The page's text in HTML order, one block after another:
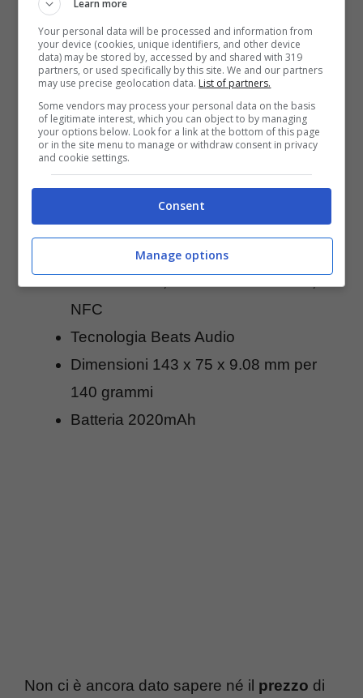
Super LCD 3 a risoluzione Full HD
1920×1080 pixel e Gorilla Glass 2
GPU Adreno 320
Memoria da 16GB espandibile via
microSD
Fotocamera da 8 megapixel
(ImageChip dedicato) sensore BSI e
videorecording Full HD
Fotocamera frontale da 2.1 megapixel
Wi-Fi 802.11 a/b/g/n dual band,
NFC
Tecnologia Beats Audio
Dimensioni 143 x 75 x 9.08 mm per
140 grammi
Batteria 2020mAh
Non ci è ancora dato sapere né il prezzo di
Learn more
Your personal data will be processed and information from
your device (cookies, unique identifiers, and other device
data) may be stored by, accessed by and shared with 319
partners, or used specifically by this site. We and our partners
may use precise geolocation data. List of partners.
Some vendors may process your personal data on the basis
of legitimate interest, which you can object to by managing
your options below. Look for a link at the bottom of this page
or in the site menu to manage or withdraw consent in privacy
and cookie settings.
Consent
Manage options